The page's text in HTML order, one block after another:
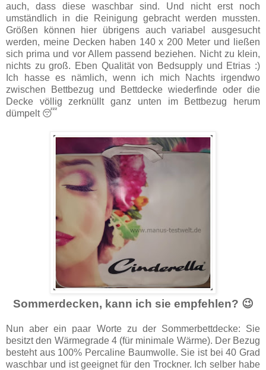
auch, dass diese waschbar sind. Und nicht erst noch
umständlich in die Reinigung gebracht werden mussten.
Größen können hier übrigens auch variabel ausgesucht
werden, meine Decken haben 140 x 200 Meter und ließen
sich prima und vor Allem passend beziehen. Nicht zu klein,
nichts zu groß. Eben Qualität von Bedsupply und Etrias :)
Ich hasse es nämlich, wenn ich mich Nachts irgendwo
zwischen Bettbezug und Bettdecke wiederfinde oder die
Decke völlig zerknüllt ganz unten im Bettbezug herum
dümpelt 😴
Sommerdecken, kann ich sie empfehlen? 😉
Nun aber ein paar Worte zu der Sommerbettdecke: Sie
besitzt den Wärmegrade 4 (für minimale Wärme). Der Bezug
besteht aus 100% Percaline Baumwolle. Sie ist bei 40 Grad
waschbar und ist geeignet für den Trockner. Ich selber habe